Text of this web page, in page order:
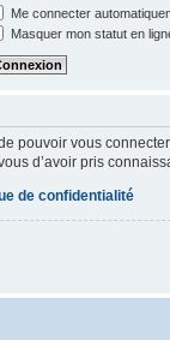
Me connecter
Masquer mon statut en
pouvoir vous
d’avoir pris
de confidentialité